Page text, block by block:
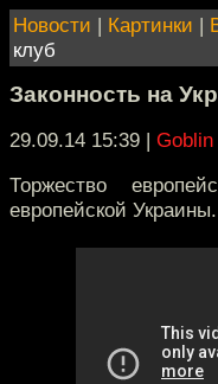
Новости | Картинки |
клуб
Законность на
29.09.14 15:39 | Goblin
Торжество
европейской Украины.